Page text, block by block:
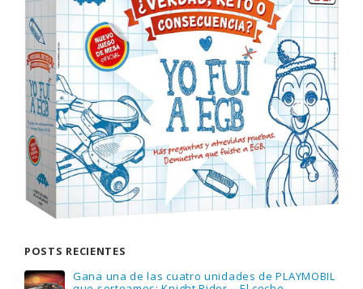
POSTS RECIENTES
Gana una de las cuatro unidades de PLAYMOBIL